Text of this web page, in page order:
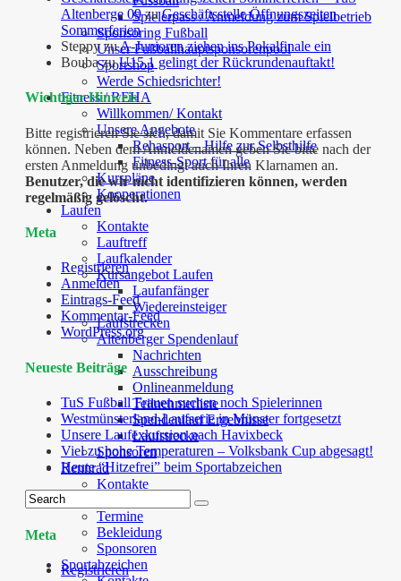
Spielerpass / Anmeldung zum Spielbetrieb
Sponsoring Fußball
Unser Fußballhauptsponsorenpool
Sportshop
Werde Schiedsrichter!
Fitness / REHA
Willkommen/ Kontakt
Unsere Angebote
Rehasport – Hilfe zur Selbsthilfe
Fitness-Sport für alle
Kurspläne
Kooperationen
Laufen
Kontakte
Lauftreff
Laufkalender
Kursangebot Laufen
Laufanfänger
Wiedereinsteiger
Laufstrecken
Altenberger Spendenlauf
Nachrichten
Ausschreibung
Onlineanmeldung
Teilnehmerliste
Spendenlauf Ergebnisse
Laufstrecke
Sponsoren
Rennrad
Kontakte
Termine
Bekleidung
Sponsoren
Sportabzeichen
Altenberge 09zuGeschäftsstelle Öffnungszeiten
Sommerferien
SteppyzuA-Junioren ziehen ins Pokalfinale ein
BoubazuU15.1 gelingt der Rückrundenauftakt!
Wichtiger Hinweis
Bitte registrieren Sie sich, damit Sie Kommentare erfassen
können. Neben dem Anmeldenamen geben Sie bitte nach der
ersten Anmeldung unbedingt auch Ihren Klarnamen an.
Benutzer, die wir nicht identifizieren können, werden
regelmäßig gelöscht.
Meta
Registrieren
Anmelden
Eintrags-Feed
Kommentar-Feed
WordPress.org
Neueste Beiträge
TuS Fußball Frauen suchen noch Spielerinnen
Westmünsterland-Laufserie in Münster fortgesetzt
Unsere Laufexkursion nach Havixbeck
Viel zu hohe Temperaturen – Volksbank Cup abgesagt!
Heute “Hitzefrei” beim Sportabzeichen
Meta
Registrieren